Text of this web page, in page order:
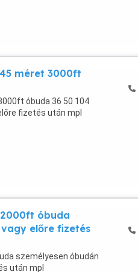
méret 3000ft
óbuda 36 50 104
fizetés után mpl
óbuda
előre fizetés
személyesen óbudán
után mpl